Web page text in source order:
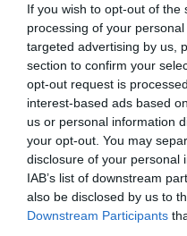
If you wish to opt-out of
processing of your
targeted advertising by us,
section to confirm your
opt-out request is
interest-based ads based
us or personal information
your opt-out. You may
disclosure of your personal
IAB’s list of downstream
also be disclosed by us to
Downstream Participants
πρότινος, οι 250
χαρακτήρα (δεν είχαν
αποκτούν υπόσταση
το μέλος και
Κινήματος από την
Σημειώνεται ότι
από μέρα σε μέρα και
δημοτικές οργανώσεις.